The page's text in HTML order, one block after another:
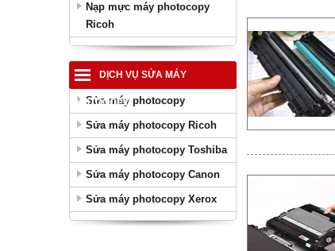
Nạp mực máy photocopy
Ricoh
DỊCH VỤ SỬA MÁY
PHOTOCOPY
Sửa máy photocopy
Sửa máy photocopy Ricoh
Sửa máy photocopy Toshiba
Sửa máy photocopy Canon
Sửa máy photocopy Xerox